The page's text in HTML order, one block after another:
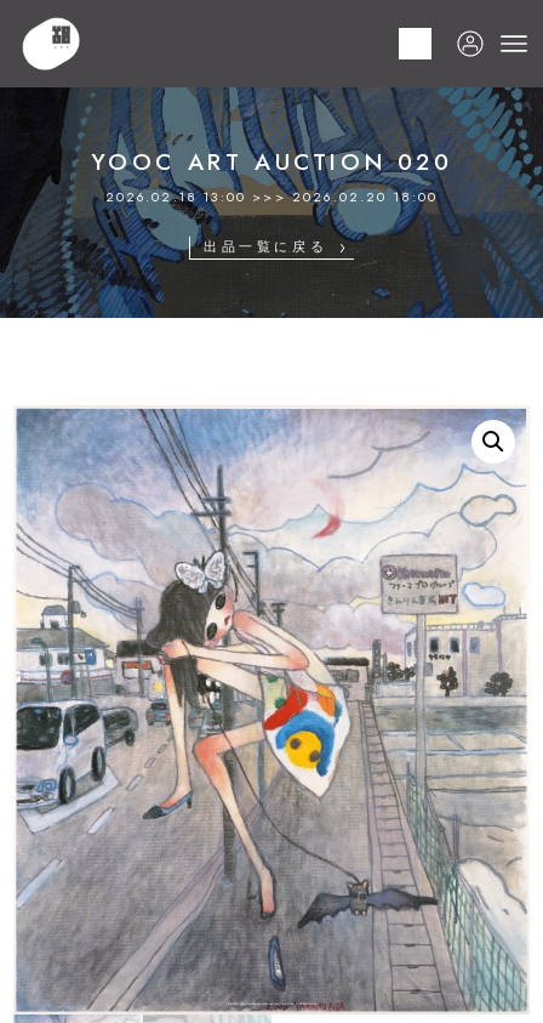
HOME
YOOC ART AUCTION 020
2026.02.18 13:00 >>> 2026.02.20 18:00
出品一覧に戻る